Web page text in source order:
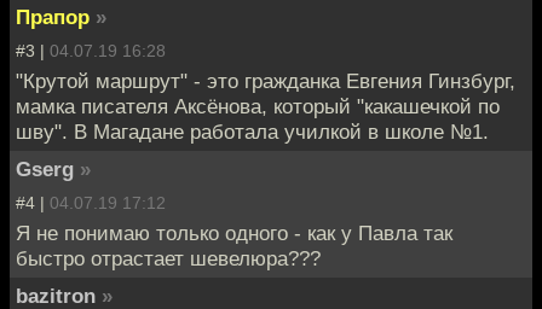
Прапор »
#3 | 04.07.19 16:28
"Крутой маршрут" - это гражданка Евгения Гинзбург,
мамка писателя Аксёнова, который "какашечкой по
шву". В Магадане работала училкой в школе №1.
Gserg »
#4 | 04.07.19 17:12
Я не понимаю только одного - как у Павла так
быстро отрастает шевелюра???
bazitron »